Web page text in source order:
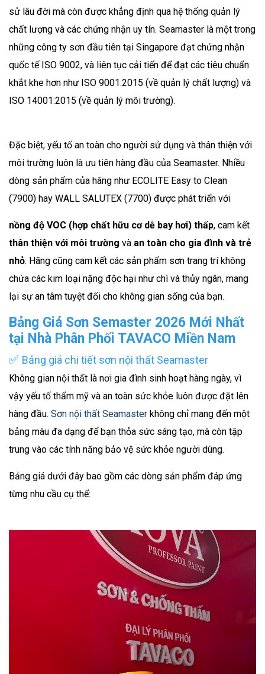
sử lâu đời mà còn được khẳng định qua hệ thống quản lý
chất lượng và các chứng nhận uy tín. Seamaster là một trong
những công ty sơn đầu tiên tại Singapore đạt chứng nhận
quốc tế ISO 9002, và liên tục cải tiến để đạt các tiêu chuẩn
khắt khe hơn như ISO 9001:2015 (về quản lý chất lượng) và
ISO 14001:2015 (về quản lý môi trường).
Đặc biệt, yếu tố an toàn cho người sử dụng và thân thiện với
môi trường luôn là ưu tiên hàng đầu của Seamaster. Nhiều
dòng sản phẩm của hãng như ECOLITE Easy to Clean
(7900) hay WALL SALUTEX (7700) được phát triển với
nồng độ VOC (hợp chất hữu cơ dễ bay hơi) thấp, cam kết
thân thiện với môi trường và an toàn cho gia đình và trẻ
nhỏ. Hãng cũng cam kết các sản phẩm sơn trang trí không
chứa các kim loại nặng độc hại như chì và thủy ngân, mang
lại sự an tâm tuyệt đối cho không gian sống của bạn.
Bảng Giá Sơn Semaster 2026 Mới Nhất
tại Nhà Phân Phối TAVACO Miền Nam
✅ Bảng giá chi tiết sơn nội thất Seamaster
Không gian nội thất là nơi gia đình sinh hoạt hàng ngày, vì
vậy yếu tố thẩm mỹ và an toàn sức khỏe luôn được đặt lên
hàng đầu. Sơn nội thất Seamaster không chỉ mang đến một
bảng màu đa dạng để bạn thỏa sức sáng tạo, mà còn tập
trung vào các tính năng bảo vệ sức khỏe người dùng.
Bảng giá dưới đây bao gồm các dòng sản phẩm đáp ứng
từng nhu cầu cụ thể: